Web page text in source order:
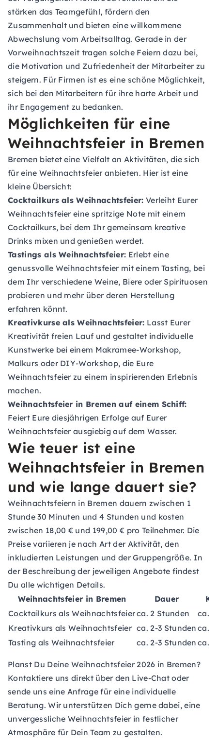
stärken das Teamgefühl, fördern den
Zusammenhalt und bieten eine willkommene
Abwechslung vom Arbeitsalltag. Gerade in der
Vorweihnachtszeit tragen solche Feiern dazu bei,
die Motivation und Zufriedenheit der Mitarbeiter zu
steigern. Für Firmen ist es eine schöne Möglichkeit,
sich bei den Mitarbeitern für ihre harte Arbeit und
ihr Engagement zu bedanken.
Möglichkeiten für eine
Weihnachtsfeier in Bremen
Bremen bietet eine Vielfalt an Aktivitäten, die sich
für eine Weihnachtsfeier anbieten. Hier ist eine
kleine Übersicht:
Cocktailkurs als Weihnachtsfeier: Verleiht Eurer
Weihnachtsfeier eine spritzige Note mit einem
Cocktailkurs, bei dem Ihr gemeinsam kreative
Drinks mixen und genießen werdet.
Tastings als Weihnachtsfeier: Erlebt eine
genussvolle Weihnachtsfeier mit einem Tasting, bei
dem Ihr verschiedene Weine, Biere oder Spirituosen
probieren und mehr über deren Herstellung
erfahren könnt.
Kreativkurse als Weihnachtsfeier: Lasst Eurer
Kreativität freien Lauf und gestaltet individuelle
Kunstwerke bei einem Makramee-Workshop,
Malkurs oder DIY-Workshop, die Eure
Weihnachtsfeier zu einem inspirierenden Erlebnis
machen.
Weihnachtsfeier in Bremen auf einem Schiff:
Feiert Eure diesjährigen Erfolge auf Eurer
Weihnachtsfeier ausgiebig auf dem Wasser.
Wie teuer ist eine
Weihnachtsfeier in Bremen
und wie lange dauert sie?
Weihnachtsfeiern in Bremen dauern zwischen 1
Stunde 30 Minuten und 4 Stunden und kosten
zwischen 18,00 € und 199,00 € pro Teilnehmer. Die
Preise variieren je nach Art der Aktivität, den
inkludierten Leistungen und der Gruppengröße. In
der Beschreibung der jeweiligen Angebote findest
Du alle wichtigen Details.
Weihnachtsfeier in Bremen
Dauer
Cocktailkurs als Weihnachtsfeierca. 2 Stunden
ca.
Kreativkurs als Weihnachtsfeier ca. 2-3 Stunden ca.
Tasting als Weihnachtsfeier
ca. 2-3 Stunden ca.
Planst Du Deine Weihnachtsfeier 2026 in Bremen?
Kontaktiere uns direkt über den Live-Chat oder
sende uns eine Anfrage für eine individuelle
Beratung. Wir unterstützen Dich gerne dabei, eine
unvergessliche Weihnachtsfeier in festlicher
Atmosphäre für Dein Team zu gestalten.